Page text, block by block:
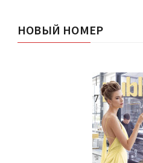
НОВЫЙ НОМЕР